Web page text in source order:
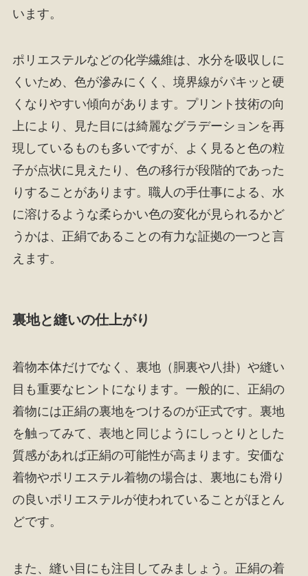
います。
ポリエステルなどの化学繊維は、水分を吸収しに
くいため、色が滲みにくく、境界線がパキッと硬
くなりやすい傾向があります。プリント技術の向
上により、見た目には綺麗なグラデーションを再
現しているものも多いですが、よく見ると色の粒
子が点状に見えたり、色の移行が段階的であった
りすることがあります。職人の手仕事による、水
に溶けるような柔らかい色の変化が見られるかど
うかは、正絹であることの有力な証拠の一つと言
えます。
裏地と縫いの仕上がり
着物本体だけでなく、裏地（胴裏や八掛）や縫い
目も重要なヒントになります。一般的に、正絹の
着物には正絹の裏地をつけるのが正式です。裏地
を触ってみて、表地と同じようにしっとりとした
質感があれば正絹の可能性が高まります。安価な
着物やポリエステル着物の場合は、裏地にも滑り
の良いポリエステルが使われていることがほとん
どです。
また、縫い目にも注目してみましょう。正絹の着